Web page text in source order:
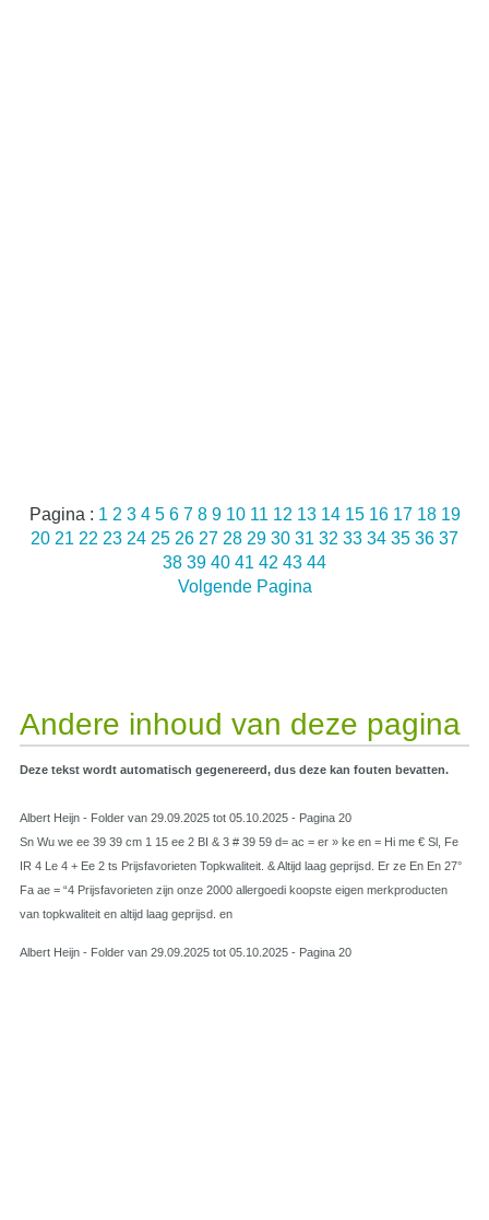
Pagina : 1 2 3 4 5 6 7 8 9 10 11 12 13 14 15 16 17 18 19
20 21 22 23 24 25 26 27 28 29 30 31 32 33 34 35 36 37
38 39 40 41 42 43 44
Volgende Pagina
Andere inhoud van deze pagina
Deze tekst wordt automatisch gegenereerd, dus deze kan fouten bevatten.
Albert Heijn - Folder van 29.09.2025 tot 05.10.2025 - Pagina 20
Sn Wu we ee 39 39 cm 1 15 ee 2 BI & 3 # 39 59 d= ac = er » ke en = Hi me € Sl, Fe
IR 4 Le 4 + Ee 2 ts Prijsfavorieten Topkwaliteit. & Altijd laag geprijsd. Er ze En En 27°
Fa ae = “4 Prijsfavorieten zijn onze 2000 allergoedi koopste eigen merkproducten
van topkwaliteit en altijd laag geprijsd. en
Albert Heijn - Folder van 29.09.2025 tot 05.10.2025 - Pagina 20